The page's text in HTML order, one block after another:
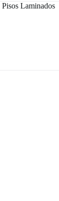
Pisos Laminados